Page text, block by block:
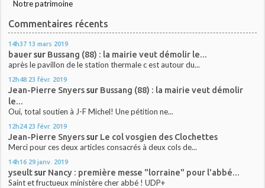
Notre patrimoine
Commentaires récents
14h37 13 mars 2019
bauersur Bussang (88) : la mairie veut démolir le...
après le pavillon de le station thermale c est autour du...
12h48 23 févr. 2019
Jean-Pierre Snyerssur Bussang (88) : la mairie veut démolir
le...
Oui, total soutien à J-F Michel! Une pétition ne...
12h24 23 févr. 2019
Jean-Pierre Snyerssur Le col vosgien des Clochettes
Merci pour ces deux articles consacrés à deux cols de...
14h16 29 janv. 2019
yseultsur Nancy : première messe "lorraine" pour l'abbé...
Saint et fructueux ministère cher abbé ! UDP+